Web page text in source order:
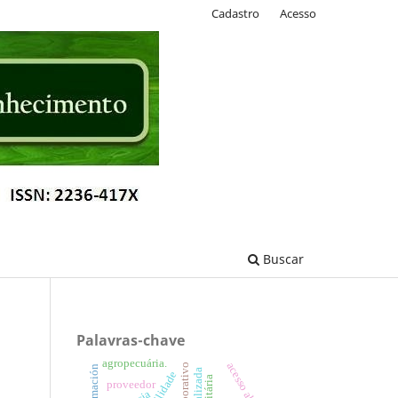
Buscar
Cadastro Acesso
Palavras-chave
agropecuária.
proveedor